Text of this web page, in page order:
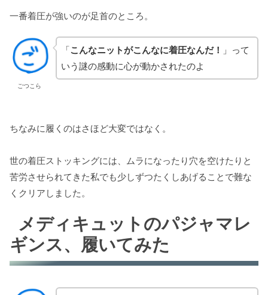
一番着圧が強いのが足首のところ。
ごつこら
「こんなニットがこんなに着圧なんだ！
」って
いう謎の感動に心が動かされたのよ
ちなみに履くのはさほど大変ではなく。
世の着圧ストッキングには、ムラになったり穴を空けたりと
苦労させられてきた私でも少しずつたくしあげることで難な
くクリアしました。
メディキュットのパジャマレ
ギンス、履いてみた